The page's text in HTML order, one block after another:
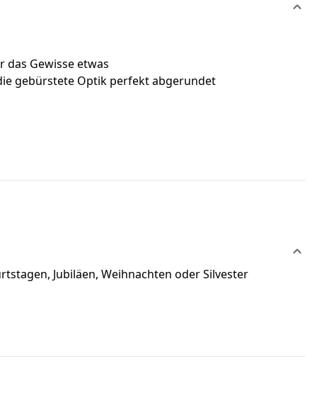
das Gewisse etwas
gebürstete Optik perfekt abgerundet
Jubiläen, Weihnachten oder Silvester